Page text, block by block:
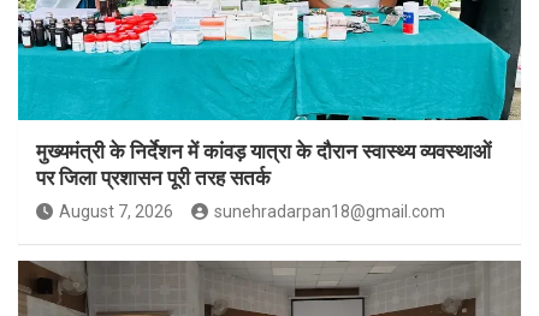
मुख्यमंत्री के निर्देशन में कांवड़ यात्रा के दौरान स्वास्थ्य व्यवस्थाओं
पर जिला प्रशासन पूरी तरह सतर्क
August 7, 2026 sunehradarpan18@gmail.com